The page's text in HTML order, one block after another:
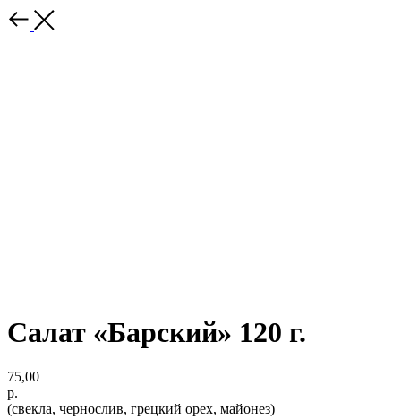
Салат «Барский» 120 г.
75,00
р.
(свекла, чернослив, грецкий орех, майонез)